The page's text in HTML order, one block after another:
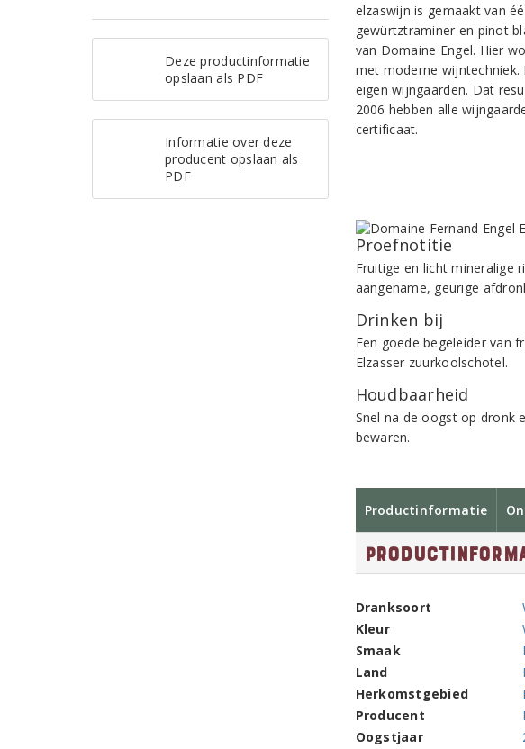
Deze productinformatie
opslaan als PDF
Informatie over deze
producent opslaan als
PDF
elzaswijn is gemaakt van
gewürtztraminer en pinot
van Domaine Engel. Hier
met moderne
eigen wijngaarden. Dat
2006 hebben alle
certificaat.
Proefnotitie
Fruitige en licht mineralige
aangename, geurige
Drinken bij
Een goede begeleider van
Elzasser zuurkoolschotel.
Houdbaarheid
Snel na de oogst op dronk
bewaren.
Productinformatie
Dranksoort
Kleur
Smaak
Land
Herkomstgebied
Producent
Oogstjaar